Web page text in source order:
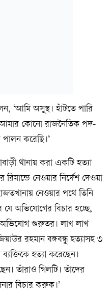
‘আমি অসুস্থ। হাঁটতে পারি
আমার কোনো রাজনৈতিক পদ-
করেছি।’
থানায় করা একটি হত্যা
নেওয়ার নির্দেশ দেওয়া
নেওয়ার পথে তিনি
যে অভিযোগের বিচার হচ্ছে,
অভিযোগ গুরুতর। লাখ লাখ
রহমান বঙ্গবন্ধু হত্যাসহ ৩
হত্যা করেছেন।
তাঁরাও গিলটি। তাঁদের
বিচার করুক।’